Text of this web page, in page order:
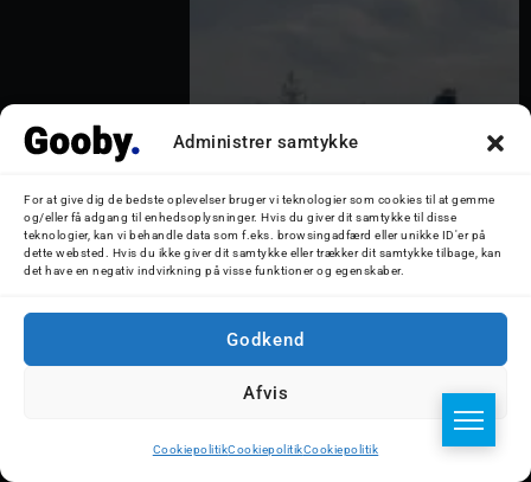
Administrer samtykke
For at give dig de bedste oplevelser bruger vi teknologier som cookies til at gemme
og/eller få adgang til enhedsoplysninger. Hvis du giver dit samtykke til disse
teknologier, kan vi behandle data som f.eks. browsingadfærd eller unikke ID'er på
dette websted. Hvis du ikke giver dit samtykke eller trækker dit samtykke tilbage, kan
det have en negativ indvirkning på visse funktioner og egenskaber.
Godkend
Afvis
CookiepolitikCookiepolitikCookiepolitik
Crown Seaways afsejler fra
København d. 21. juli 2024. Foto:
Nicolaj D. Jepsen